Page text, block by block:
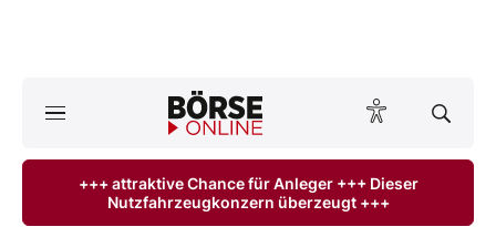
ktuelle Ausgabe BÖRSE ONLINE lesen
+++ attraktive Chance für Anleger +++ Dieser
Nutzfahrzeugkonzern überzeugt +++